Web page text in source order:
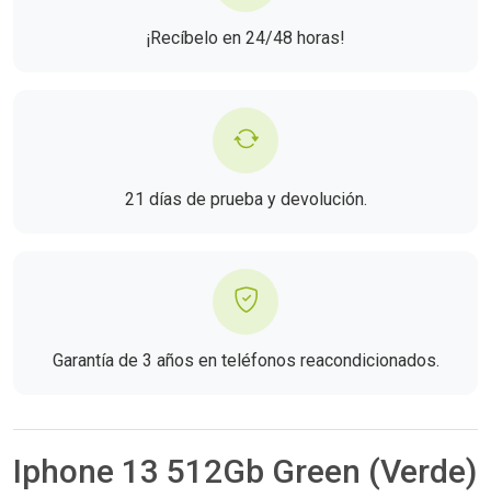
¡Recíbelo en 24/48 horas!
21 días de prueba y devolución.
Garantía de 3 años en teléfonos reacondicionados.
Iphone 13 512Gb Green (Verde)